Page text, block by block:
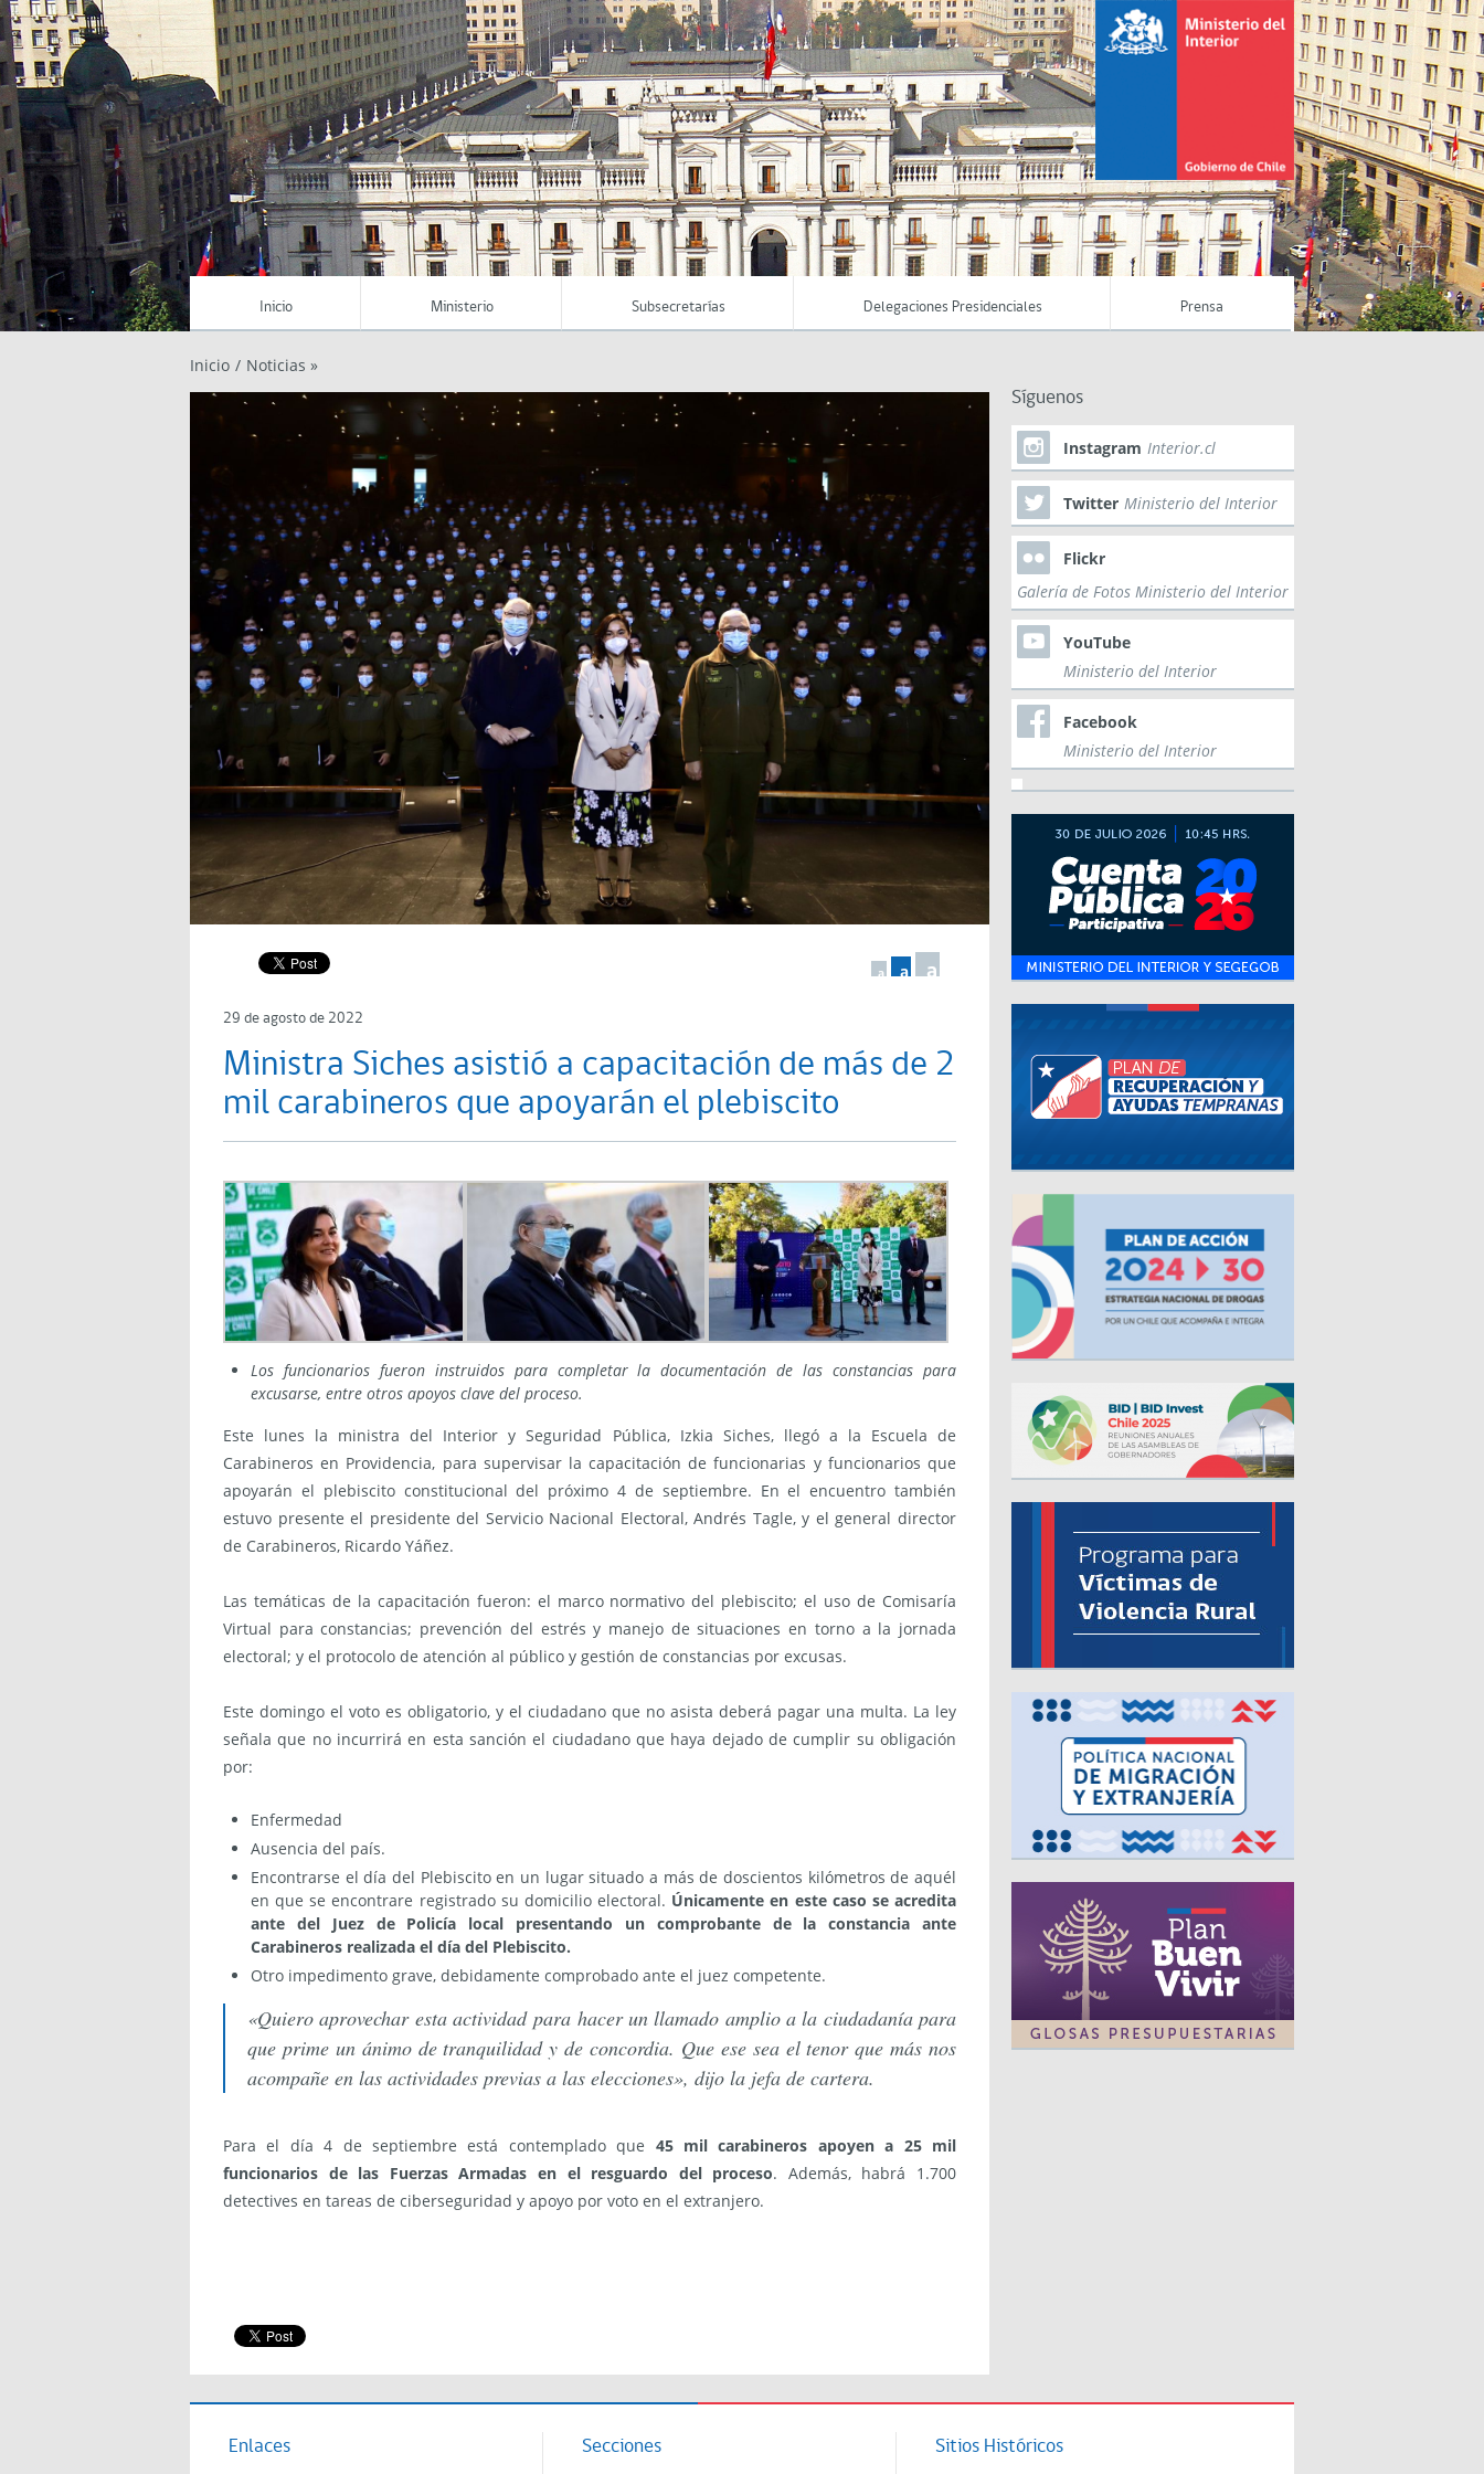
Inicio Ministerio Subsecretarías Delegaciones Presidenciales Prensa
Inicio / Noticias »
a a a
29 de agosto de 2022
Ministra Siches asistió a capacitación de más de 2
mil carabineros que apoyarán el plebiscito
Los funcionarios fueron instruidos para completar la documentación de las constancias para
excusarse, entre otros apoyos clave del proceso.
Este lunes la ministra del Interior y Seguridad Pública, Izkia Siches, llegó a la Escuela de
Carabineros en Providencia, para supervisar la capacitación de funcionarias y funcionarios que
apoyarán el plebiscito constitucional del próximo 4 de septiembre. En el encuentro también
estuvo presente el presidente del Servicio Nacional Electoral, Andrés Tagle, y el general director
de Carabineros, Ricardo Yáñez.
Las temáticas de la capacitación fueron: el marco normativo del plebiscito; el uso de Comisaría
Virtual para constancias; prevención del estrés y manejo de situaciones en torno a la jornada
electoral; y el protocolo de atención al público y gestión de constancias por excusas.
Este domingo el voto es obligatorio, y el ciudadano que no asista deberá pagar una multa. La ley
señala que no incurrirá en esta sanción el ciudadano que haya dejado de cumplir su obligación
por:
Enfermedad
Ausencia del país.
Encontrarse el día del Plebiscito en un lugar situado a más de doscientos kilómetros de aquél
en que se encontrare registrado su domicilio electoral. Únicamente en este caso se acredita
ante del Juez de Policía local presentando un comprobante de la constancia ante
Carabineros realizada el día del Plebiscito.
Otro impedimento grave, debidamente comprobado ante el juez competente.
«Quiero aprovechar esta actividad para hacer un llamado amplio a la ciudadanía para
que prime un ánimo de tranquilidad y de concordia. Que ese sea el tenor que más nos
acompañe en las actividades previas a las elecciones», dijo la jefa de cartera.
Para el día 4 de septiembre está contemplado que 45 mil carabineros apoyen a 25 mil
funcionarios de las Fuerzas Armadas en el resguardo del proceso. Además, habrá 1.700
detectives en tareas de ciberseguridad y apoyo por voto en el extranjero.
Síguenos
Instagram Interior.cl
Twitter Ministerio del Interior
Flickr
Galería de Fotos Ministerio del Interior
YouTube
Ministerio del Interior
Facebook
Ministerio del Interior
Enlaces Secciones Sitios Históricos